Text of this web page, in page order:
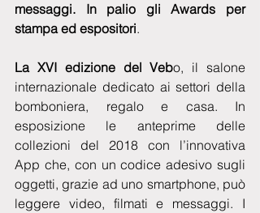
messaggi. In palio gli Awards per
stampa ed espositori.
La XVI edizione del Vebo, il salone
internazionale dedicato ai settori della
bomboniera, regalo e casa. In
esposizione le anteprime delle
collezioni del 2018 con l’innovativa
App che, con un codice adesivo sugli
oggetti, grazie ad uno smartphone, può
leggere video, filmati e messaggi. I